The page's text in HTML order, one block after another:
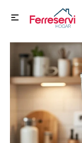

Menú
Herramientas y